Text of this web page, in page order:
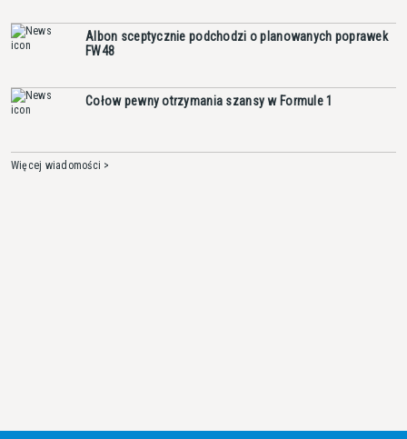
Albon sceptycznie podchodzi o planowanych poprawek
FW48
Cołow pewny otrzymania szansy w Formule 1
Więcej wiadomości >